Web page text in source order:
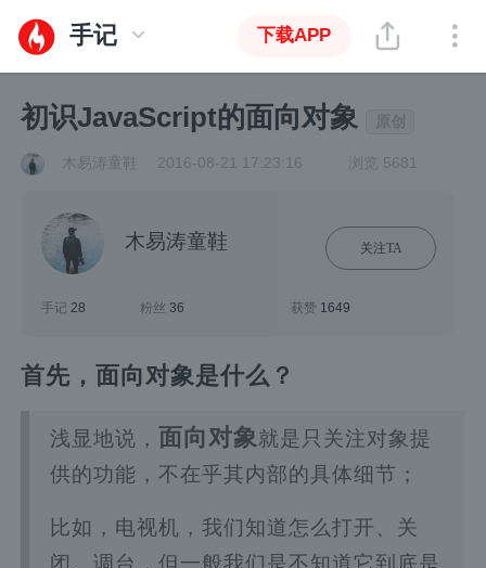
手记 下载APP
初识JavaScript的面向对象 原创
木易涛童鞋 2016-08-21 17:23:16 浏览 5681
木易涛童鞋 关注TA
手记28 粉丝36 获赞 1649
首先，面向对象是什么？
浅显地说， 面向对象就是只关注对象提
供的功能，不在乎其内部的具体细节；
比如，电视机，我们知道怎么打开、关
闭、调台，但一般我们是不知道它到底是